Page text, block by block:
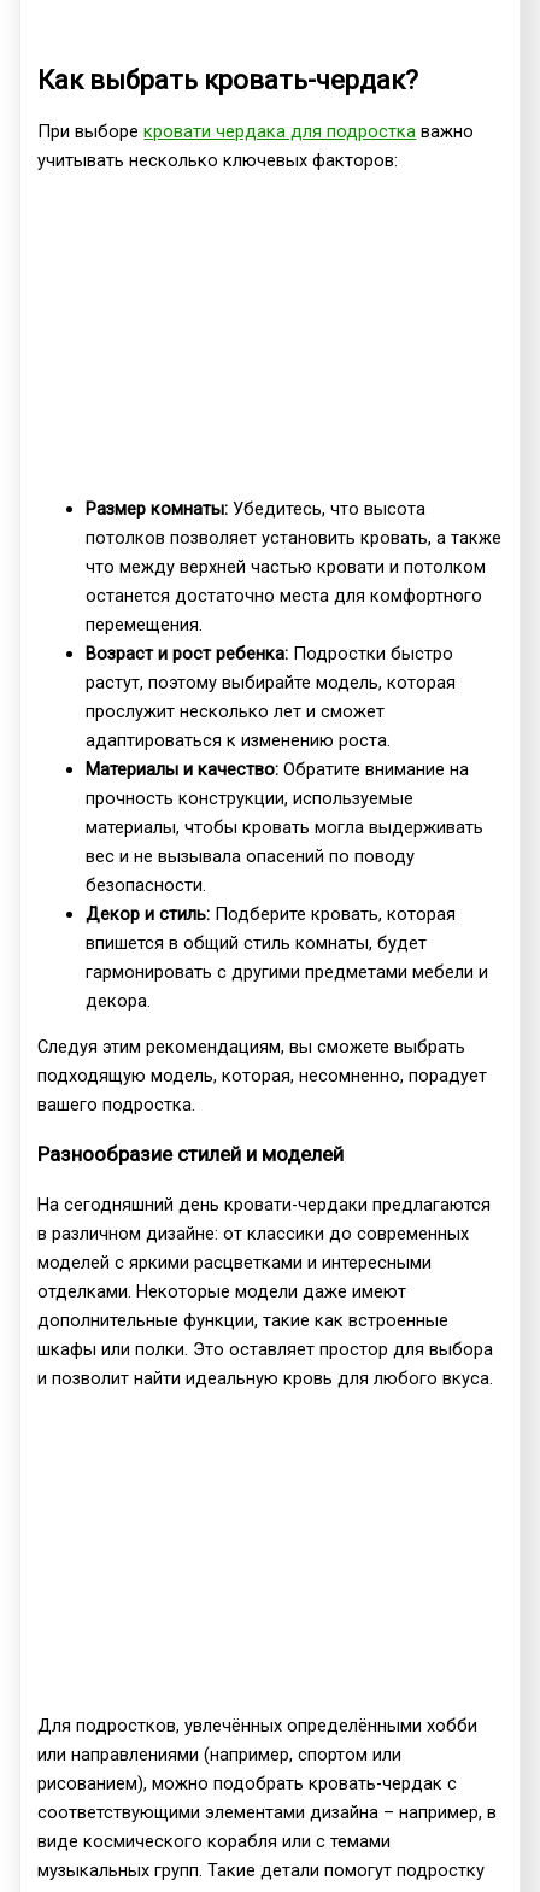
Как выбрать кровать-чердак?
При выборекровати чердака для подростка важно
учитывать несколько ключевых факторов:
Размер комнаты: Убедитесь, что высота
потолков позволяет установить кровать, а также
что между верхней частью кровати и потолком
останется достаточно места для комфортного
перемещения.
Возраст и рост ребенка: Подростки быстро
растут, поэтому выбирайте модель, которая
прослужит несколько лет и сможет
адаптироваться к изменению роста.
Материалы и качество: Обратите внимание на
прочность конструкции, используемые
материалы, чтобы кровать могла выдерживать
вес и не вызывала опасений по поводу
безопасности.
Декор и стиль: Подберите кровать, которая
впишется в общий стиль комнаты, будет
гармонировать с другими предметами мебели и
декора.
Следуя этим рекомендациям, вы сможете выбрать
подходящую модель, которая, несомненно, порадует
вашего подростка.
Разнообразие стилей и моделей
На сегодняшний день кровати-чердаки предлагаются
в различном дизайне: от классики до современных
моделей с яркими расцветками и интересными
отделками. Некоторые модели даже имеют
дополнительные функции, такие как встроенные
шкафы или полки. Это оставляет простор для выбора
и позволит найти идеальную кровь для любого вкуса.
Для подростков, увлечённых определёнными хобби
или направлениями (например, спортом или
рисованием), можно подобрать кровать-чердак с
соответствующими элементами дизайна – например, в
виде космического корабля или с темами
музыкальных групп. Такие детали помогут подростку